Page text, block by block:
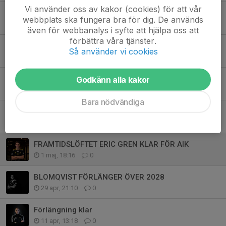
20 jul, 08:54 0
AIK Innebandy söker Klubbchef
29 jun, 09:45 0
Wiggo Andersson till AIK! 🖤💛
12 maj, 21:38 0
FRAMTIDSLÖFTET ERIC GREN KLAR FÖR AIK
1 maj, 18:16 0
BLOMQVIST FÖRLÄNGER ÖVER 2028
29 apr, 21:10 0
Förlängning klar
11 apr, 13:18 0
Vi använder oss av kakor (cookies) för att vår
webbplats ska fungera bra för dig. De används
även för webbanalys i syfte att hjälpa oss att
förbättra våra tjänster.
Så använder vi cookies
Godkänn alla kakor
Bara nödvändiga